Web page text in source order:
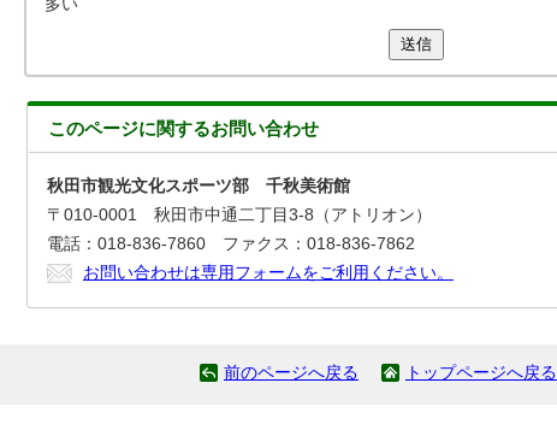
多い
送信
このページに関するお問い合わせ
秋田市観光文化スポーツ部 千秋美術館
〒010-0001 秋田市中通二丁目3-8（アトリオン）
電話：018-836-7860 ファクス：018-836-7862
お問い合わせは専用フォームをご利用ください。
前のページへ戻る トップページへ戻る